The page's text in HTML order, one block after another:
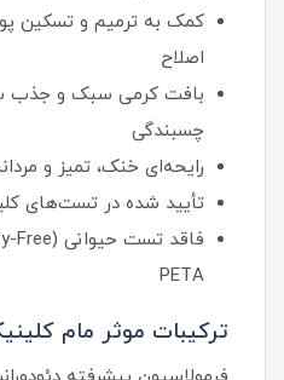
کمک به ترمیم و تسکین
اصلاح
بافت کرمی سبک و جذب
چسبندگی
رایحه‌ای خنک، تمیز و
تأیید شده در تست‌های
PETA
ترکیبات موثر مام